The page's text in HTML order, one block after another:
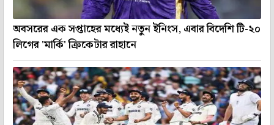
অবসরের এক সপ্তাহের মধ্যেই নতুন ইনিংস, এবার বিদেশি টি-২০
লিগের 'মার্কি' ক্রিকেটার রাহানে